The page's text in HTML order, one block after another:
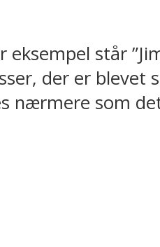
står
der er blevet
nærmere som